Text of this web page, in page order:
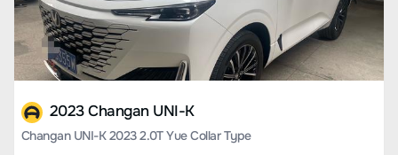
2023 Changan UNI-K
Changan UNI-K 2023 2.0T Yue Collar Type